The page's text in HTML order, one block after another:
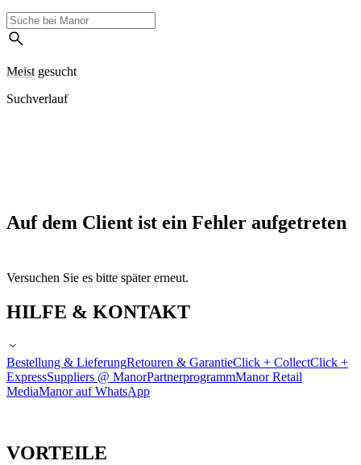
Meist gesucht
Suchverlauf
Auf dem Client ist ein Fehler aufgetreten
Versuchen Sie es bitte später erneut.
HILFE & KONTAKT
Bestellung & LieferungRetouren & GarantieClick + CollectClick +
ExpressSuppliers @ ManorPartnerprogrammManor Retail
MediaManor auf WhatsApp
VORTEILE